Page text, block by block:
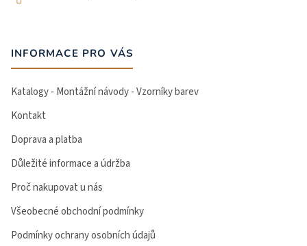
INFORMACE PRO VÁS
Katalogy - Montážní návody - Vzorníky barev
Kontakt
Doprava a platba
Důležité informace a údržba
Proč nakupovat u nás
Všeobecné obchodní podmínky
Podmínky ochrany osobních údajů